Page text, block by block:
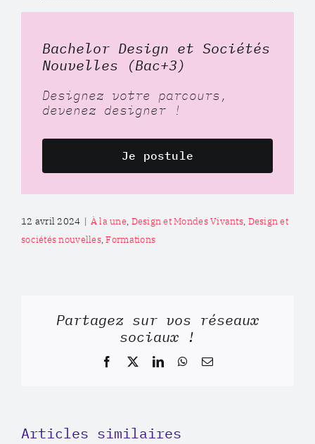
Bachelor Design et Sociétés
Nouvelles (Bac+3)
Designez votre parcours,
devenez designer !
Je postule
12 avril 2024 | À la une, Design et Mondes Vivants, Design et
sociétés nouvelles,Formations
Partagez sur vos réseaux
sociaux !
Facebook
X LinkedInWhatsApp
Email
Articles similaires